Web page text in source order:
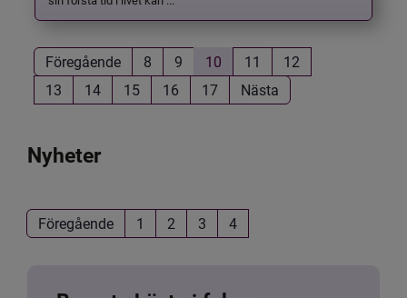
Föregående 8 9 10 11
12
13
14 15 16 17 Nästa
Nyheter
Föregående 1 2 3 4